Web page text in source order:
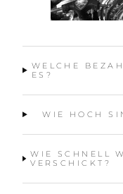
WELCHE
ES?
WIE HOCH
WIE SCHNELL
VERSCHICKT?